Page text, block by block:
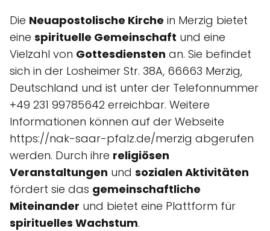
Die Neuapostolische Kirche in Merzig bietet
eine spirituelle Gemeinschaft und eine
Vielzahl von Gottesdiensten an. Sie befindet
sich in der Losheimer Str. 38A, 66663 Merzig,
Deutschland und ist unter der Telefonnummer
+49 231 99785642 erreichbar. Weitere
Informationen können auf der Webseite
https://nak-saar-pfalz.de/merzig abgerufen
werden. Durch ihre religiösen
Veranstaltungen und sozialen Aktivitäten
fördert sie das gemeinschaftliche
Miteinander und bietet eine Plattform für
spirituelles Wachstum.